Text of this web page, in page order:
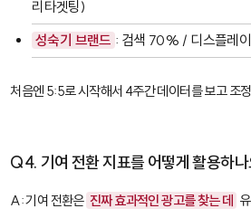
리타겟팅)
성숙기 브랜드 : 검색 70% / 디스플레
처음엔 5:5로 시작해서 4주간 데이터를 보고 조
Q4. 기여 전환 지표를 어떻게 활용하
A: 기여 전환은 진짜 효과적인 광고를 찾는 데